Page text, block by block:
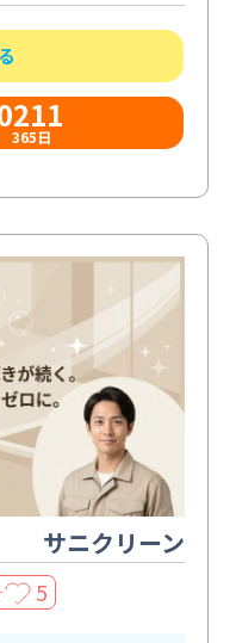
365日
サニクリーン
5